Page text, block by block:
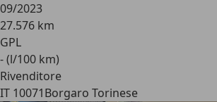
09/2023
27.576 km
GPL
- (l/100 km)
Rivenditore
IT 10071Borgaro Torinese